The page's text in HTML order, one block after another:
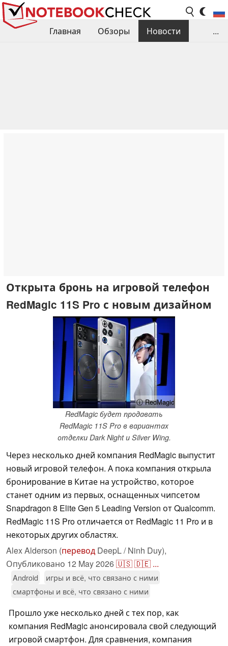
Главная Обзоры
Новости
...
Открыта бронь на игровой телефон
RedMagic 11S Pro с новым дизайном
ⓘ RedMagic
RedMagic будет продавать
RedMagic 11S Pro в вариантах
отделки Dark Night и Silver Wing.
Через несколько дней компания RedMagic выпустит
новый игровой телефон. А пока компания открыла
бронирование в Китае на устройство, которое
станет одним из первых, оснащенных чипсетом
Snapdragon 8 Elite Gen 5 Leading Version от Qualcomm.
RedMagic 11S Pro отличается от RedMagic 11 Pro и в
некоторых других областях.
Alex Alderson (перевод DeepL / Ninh Duy),
Опубликовано 12 May 2026🇺🇸🇩🇪 ...
Android
игры и всё, что связано с ними
смартфоны и всё, что связано с ними
Прошло уже несколько дней с тех пор, как
компания RedMagic анонсировала свой следующий
игровой смартфон. Для сравнения, компания